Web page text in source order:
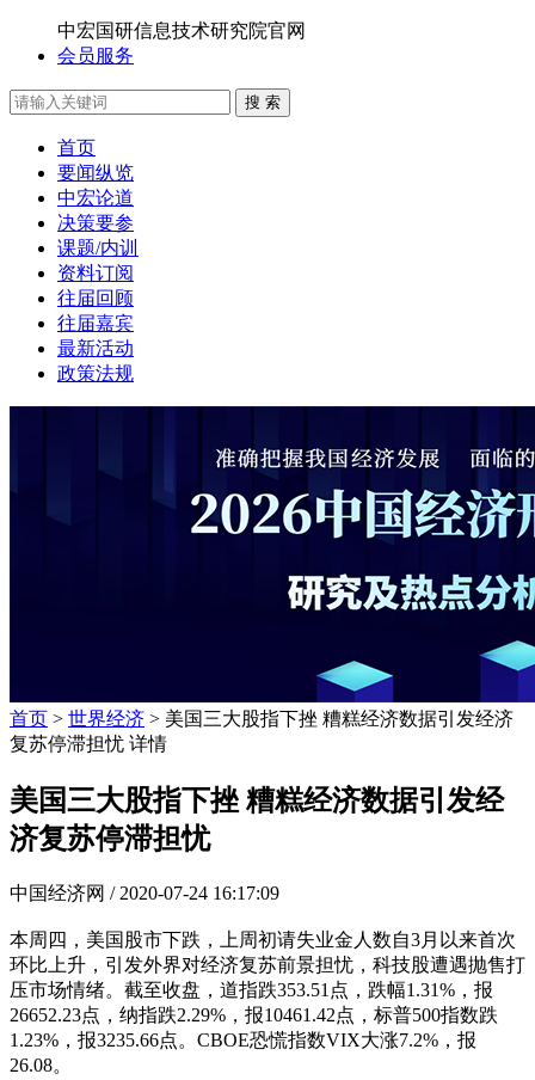
中宏国研信息技术研究院官网
会员服务
搜 索
首页
要闻纵览
中宏论道
决策要参
课题/内训
资料订阅
往届回顾
往届嘉宾
最新活动
政策法规
首页 > 世界经济 > 美国三大股指下挫 糟糕经济数据引发经济
复苏停滞担忧 详情
美国三大股指下挫 糟糕经济数据引发经
济复苏停滞担忧
中国经济网 / 2020-07-24 16:17:09
本周四，美国股市下跌，上周初请失业金人数自3月以来首次
环比上升，引发外界对经济复苏前景担忧，科技股遭遇抛售打
压市场情绪。截至收盘，道指跌353.51点，跌幅1.31%，报
26652.23点，纳指跌2.29%，报10461.42点，标普500指数跌
1.23%，报3235.66点。CBOE恐慌指数VIX大涨7.2%，报
26.08。